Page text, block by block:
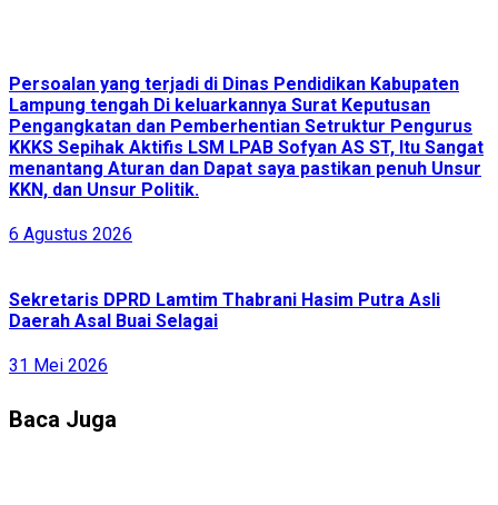
Persoalan yang terjadi di Dinas Pendidikan Kabupaten
Lampung tengah Di keluarkannya Surat Keputusan
Pengangkatan dan Pemberhentian Setruktur Pengurus
KKKS Sepihak Aktifis LSM LPAB Sofyan AS ST, Itu Sangat
menantang Aturan dan Dapat saya pastikan penuh Unsur
KKN, dan Unsur Politik.
6 Agustus 2026
Sekretaris DPRD Lamtim Thabrani Hasim Putra Asli
Daerah Asal Buai Selagai
31 Mei 2026
Baca Juga